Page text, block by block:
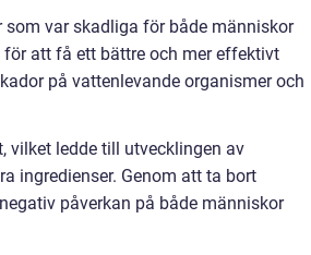
var skadliga för både människor
att få ett bättre och mer effektivt
på vattenlevande organismer och
vilket ledde till utvecklingen av
ingredienser. Genom att ta bort
påverkan på både människor